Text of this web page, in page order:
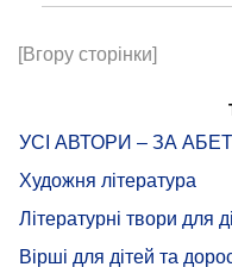
[Вгору сторінки]
УСІ АВТОРИ – ЗА
Художня література
Літературні твори для
Вірші для дітей та